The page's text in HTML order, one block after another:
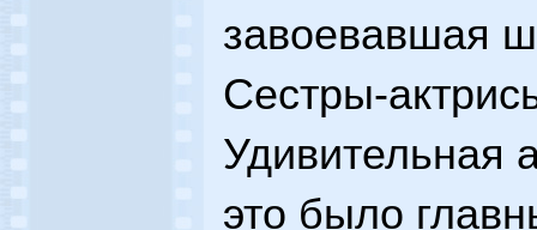
завоевавшая
Сестры-
Удивительная
это было